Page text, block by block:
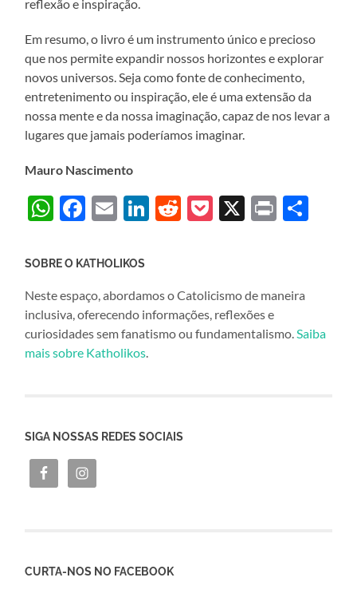
reflexão e inspiração.
Em resumo, o livro é um instrumento único e precioso
que nos permite expandir nossos horizontes e explorar
novos universos. Seja como fonte de conhecimento,
entretenimento ou inspiração, ele é uma extensão da
nossa mente e da nossa imaginação, capaz de nos levar a
lugares que jamais poderíamos imaginar.
Mauro Nascimento
WhatsApp
Facebook
EmailLinkedIn
Reddit
Pocket
X Print
SOBRE O KATHOLIKOS
Neste espaço, abordamos o Catolicismo de maneira
inclusiva, oferecendo informações, reflexões e
curiosidades sem fanatismo ou fundamentalismo.Saiba
mais sobre Katholikos.
SIGA NOSSAS REDES SOCIAIS
CURTA-NOS NO FACEBOOK